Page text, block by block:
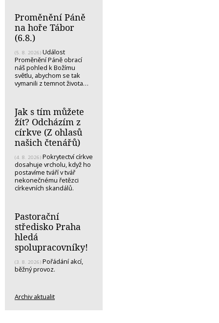
Proměnění Páně
na hoře Tábor
(6.8.)
(5. 8. 2026) Událost
Proměnění Páně obrací
náš pohled k Božímu
světlu, abychom se tak
vymanili z temnot života…
Jak s tím můžete
žít? Odcházím z
církve (Z ohlasů
našich čtenářů)
(4. 8. 2026) Pokrytectví církve
dosahuje vrcholu, když ho
postavíme tváří v tvář
nekonečnému řetězci
církevních skandálů.
Pastorační
středisko Praha
hledá
spolupracovníky!
(3. 8. 2026) Pořádání akcí,
běžný provoz.
Archiv aktualit